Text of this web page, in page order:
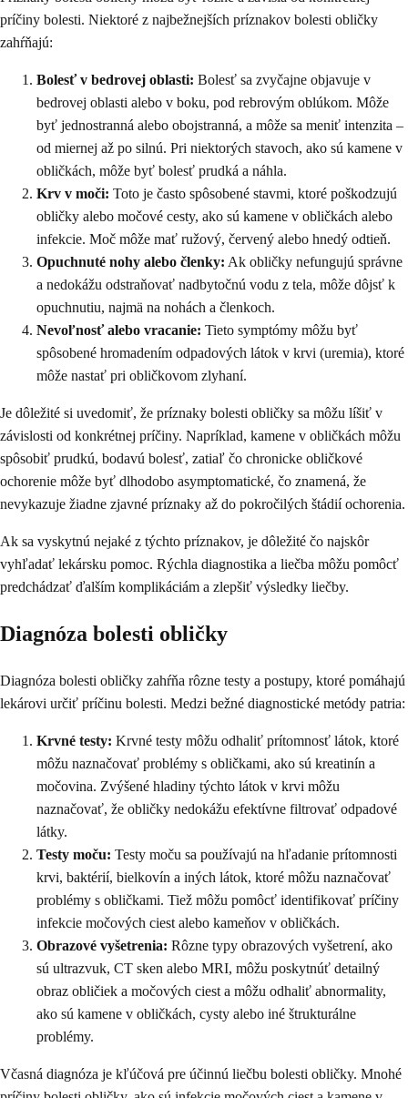
príčiny bolesti. Niektoré z najbežnejších príznakov bolesti obličky
zahŕňajú:
Bolesť v bedrovej oblasti: Bolesť sa zvyčajne objavuje v
bedrovej oblasti alebo v boku, pod rebrovým oblúkom. Môže
byť jednostranná alebo obojstranná, a môže sa meniť intenzita –
od miernej až po silnú. Pri niektorých stavoch, ako sú kamene v
obličkách, môže byť bolesť prudká a náhla.
Krv v moči: Toto je často spôsobené stavmi, ktoré poškodzujú
obličky alebo močové cesty, ako sú kamene v obličkách alebo
infekcie. Moč môže mať ružový, červený alebo hnedý odtieň.
Opuchnuté nohy alebo členky: Ak obličky nefungujú správne
a nedokážu odstraňovať nadbytočnú vodu z tela, môže dôjsť k
opuchnutiu, najmä na nohách a členkoch.
Nevoľnosť alebo vracanie: Tieto symptómy môžu byť
spôsobené hromadením odpadových látok v krvi (uremia), ktoré
môže nastať pri obličkovom zlyhaní.
Je dôležité si uvedomiť, že príznaky bolesti obličky sa môžu líšiť v
závislosti od konkrétnej príčiny. Napríklad, kamene v obličkách môžu
spôsobiť prudkú, bodavú bolesť, zatiaľ čo chronicke obličkové
ochorenie môže byť dlhodobo asymptomatické, čo znamená, že
nevykazuje žiadne zjavné príznaky až do pokročilých štádií ochorenia.
Ak sa vyskytnú nejaké z týchto príznakov, je dôležité čo najskôr
vyhľadať lekársku pomoc. Rýchla diagnostika a liečba môžu pomôcť
predchádzať ďalším komplikáciám a zlepšiť výsledky liečby.
Diagnóza bolesti obličky
Diagnóza bolesti obličky zahŕňa rôzne testy a postupy, ktoré pomáhajú
lekárovi určiť príčinu bolesti. Medzi bežné diagnostické metódy patria:
Krvné testy: Krvné testy môžu odhaliť prítomnosť látok, ktoré
môžu naznačovať problémy s obličkami, ako sú kreatinín a
močovina. Zvýšené hladiny týchto látok v krvi môžu
naznačovať, že obličky nedokážu efektívne filtrovať odpadové
látky.
Testy moču: Testy moču sa používajú na hľadanie prítomnosti
krvi, baktérií, bielkovín a iných látok, ktoré môžu naznačovať
problémy s obličkami. Tiež môžu pomôcť identifikovať príčiny
infekcie močových ciest alebo kameňov v obličkách.
Obrazové vyšetrenia: Rôzne typy obrazových vyšetrení, ako
sú ultrazvuk, CT sken alebo MRI, môžu poskytnúť detailný
obraz obličiek a močových ciest a môžu odhaliť abnormality,
ako sú kamene v obličkách, cysty alebo iné štrukturálne
problémy.
Včasná diagnóza je kľúčová pre účinnú liečbu bolesti obličky. Mnohé